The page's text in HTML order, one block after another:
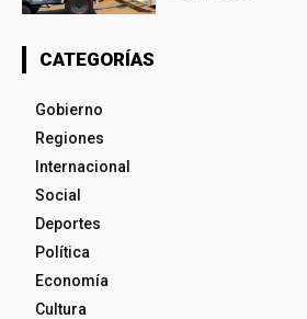
CATEGORÍAS
Gobierno
Regiones
Internacional
Social
Deportes
Política
Economía
Cultura